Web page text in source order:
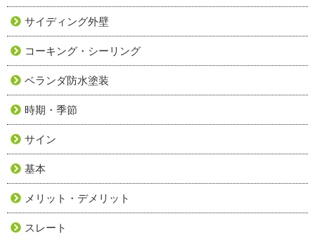
サイディング外壁
コーキング・シーリング
ベランダ防水塗装
時期・季節
サイン
基本
メリット・デメリット
スレート